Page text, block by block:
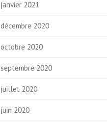
janvier 2021
décembre 2020
octobre 2020
septembre 2020
juillet 2020
juin 2020